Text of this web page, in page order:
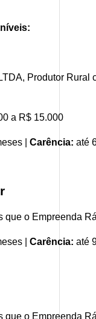
Produtor Rural
a R$ 15.000
| Carência: até
o Empreenda
| Carência: até
o Empreenda